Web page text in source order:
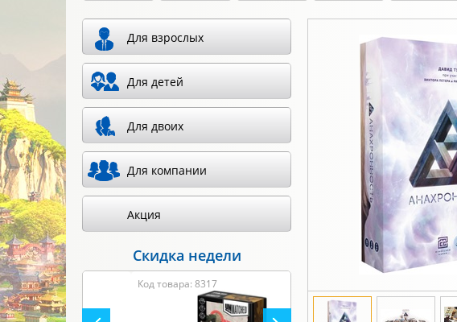
Для взрослых
Для детей
Для двоих
Для компании
Акция
Скидка недели
Код товара: 8317